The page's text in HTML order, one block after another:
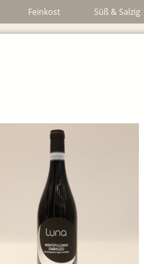
Feinkost Süß & Salzig